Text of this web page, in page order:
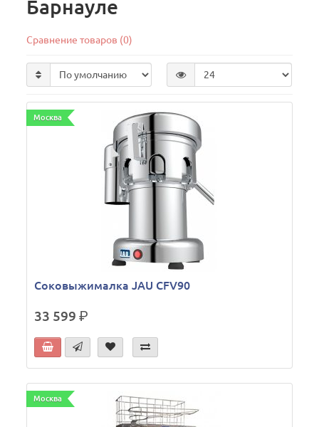
Барнауле
Сравнение товаров (0)
Москва
Соковыжималка JAU CFV90
33 599р.
Москва